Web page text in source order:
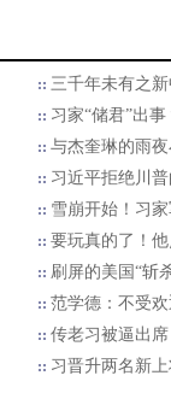
三千年未有之
习家“储君”出
与杰奎琳的雨
习近平拒绝川普
雪崩开始！习
要玩真的了！
刷屏的美国“斩
范学德：不受
传老习被逼出
习晋升两名新